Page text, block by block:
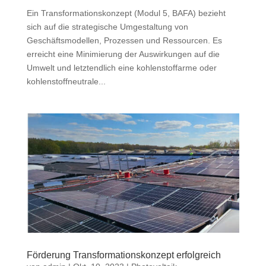
Ein Transformationskonzept (Modul 5, BAFA) bezieht
sich auf die strategische Umgestaltung von
Geschäftsmodellen, Prozessen und Ressourcen. Es
erreicht eine Minimierung der Auswirkungen auf die
Umwelt und letztendlich eine kohlenstoffarme oder
kohlenstoffneutrale...
Förderung Transformationskonzept erfolgreich